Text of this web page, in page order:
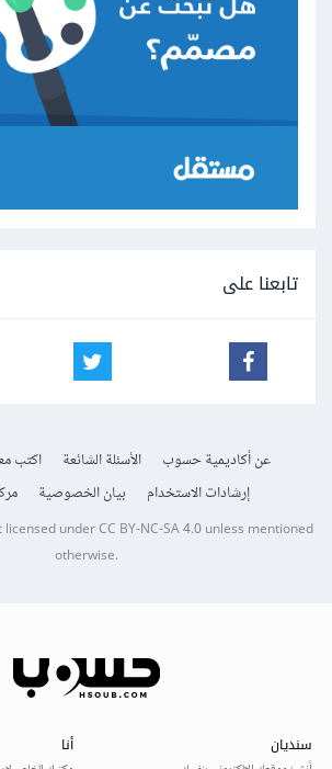
تابعنا على
عن أكاديمية حسوب الأسئلة الشائعة اكتب
إرشادات الاستخدام
بيان الخصوصية
licensed underCC BY-NC-SA 4.0unless mentioned
otherwise.